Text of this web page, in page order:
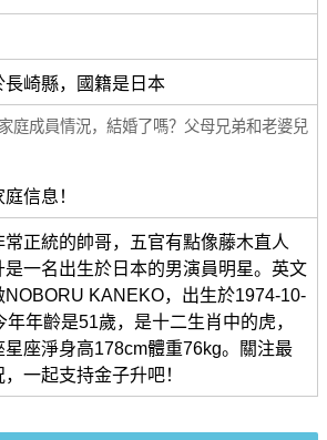
長崎縣，國籍是日本
庭成員情況，結婚了嗎？父母兄弟和老婆兒
信息！
常正統的帥哥，五官有點像藤木直人
是一名出生於日本的男演員明星。英文
NOBORU KANEKO，出生於1974-10-
年年齡是51歲，是十二生肖中的虎，
星座淨身高178cm體重76kg。關注最
一起支持金子升吧！